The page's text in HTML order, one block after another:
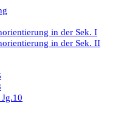
in der Sek. I
in der Sek. II